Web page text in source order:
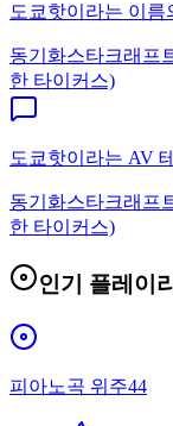
도쿄핫이라는 이
동기화스타크래프
한 타이커스)
도쿄핫이라는 AV
동기화스타크래프
한 타이커스)
인기 플레이
피아노곡 위주44